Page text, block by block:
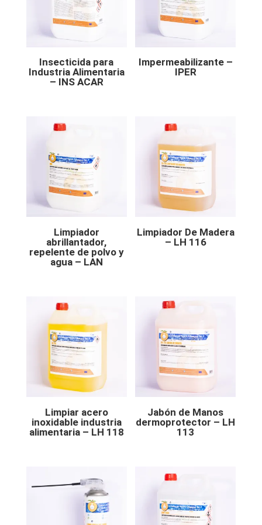
Insecticida para
Industria Alimentaria
– INS ACAR
Impermeabilizante –
IPER
Limpiador
abrillantador,
repelente de polvo y
agua – LAN
Limpiador De Madera
– LH 116
Limpiar acero
inoxidable industria
alimentaria – LH 118
Jabón de Manos
dermoprotector – LH
113